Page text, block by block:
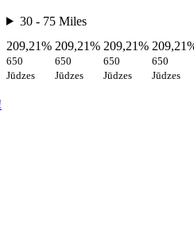
30 - 75 Miles
209,21%
650
Jūdzes
209,21%
650
Jūdzes
209,21%
650
Jūdzes
650
Jūdzes